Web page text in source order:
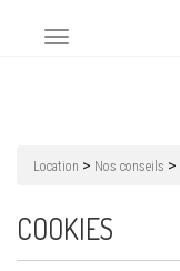
Menu principal
Location > Nos conseils >
COOKIES